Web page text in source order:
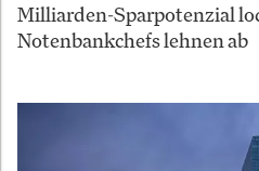
Milliarden-Sparpotenzial
Notenbankchefs lehnen ab